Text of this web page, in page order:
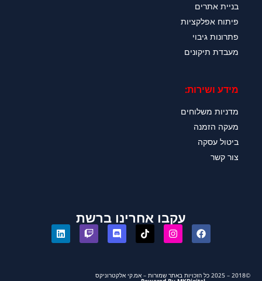
בניית אתרים
פיתוח אפלקציות
פתרונות גיבוי
מעבדת תיקונים
מידע ושירות:
מדניות משלוחים
מעקה הזמנה
ביטול עסקה
צור קשר
עקבו אחרינו ברשת
©2018 – 2025 כל הזכויות באתר שמורות – אמ.קי אלקטרוניקס